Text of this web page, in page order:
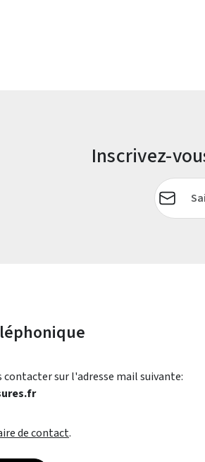
Inscrivez-
Adresse e-
contacter sur l'adresse mail suivante:
de contact.